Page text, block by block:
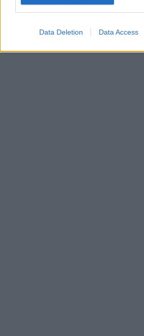
Data Deletion Data Access